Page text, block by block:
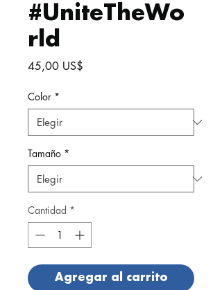
#UniteTheWo
rld
45,00 US$
Color *
Tamaño *
Cantidad *
Agregar al carrito